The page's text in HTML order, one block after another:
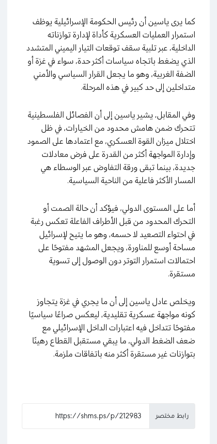
كما يرى ياسين أن رئيس الحكومة الإسرائيلية يوظف
استمرار العمليات العسكرية كأداة لإدارة توازناته
الداخلية، عبر تلبية سقف توقعات التيار اليميني المتشدد
الذي يضغط باتجاه سياسات أكثر حدة، سواء في غزة أو
الضفة الغربية، وهو ما يجعل القرار السياسي والأمني
متداخلين إلى حد كبير في هذه المرحلة.
وفي المقابل، يشير ياسين إلى أن الفصائل الفلسطينية
تتحرك ضمن هامش محدود من الخيارات، في ظل
اختلال ميزان القوة العسكري، مع اعتمادها على الصمود
وإدارة المواجهة أكثر من القدرة على فرض معادلات
جديدة، بينما تبقى ورقة التفاوض عبر الوسطاء هي
المسار الأكثر فاعلية من الناحية السياسية.
أما على المستوى الدولي، فيؤكد أن حالة الصمت أو
التحرك المحدود من قبل الأطراف الفاعلة تعكس رغبة
في احتواء التصعيد لا حسمه، وهو ما يتيح لإسرائيل
مساحة أوسع للمناورة، ويجعل المشهد مفتوحًا على
احتمالات استمرار التوتر دون الوصول إلى تسوية
مستقرة.
ويخلص عادل ياسين إلى أن ما يجري في غزة يتجاوز
كونه مواجهة عسكرية تقليدية، ليعكس صراعًا سياسيًا
مفتوحًا تتداخل فيه اعتبارات الداخل الإسرائيلي مع
ضعف الضغط الدولي، ما يبقي مستقبل القطاع رهينًا
بتوازنات غير مستقرة أكثر منه باتفاقات ملزمة.
رابط مختصر